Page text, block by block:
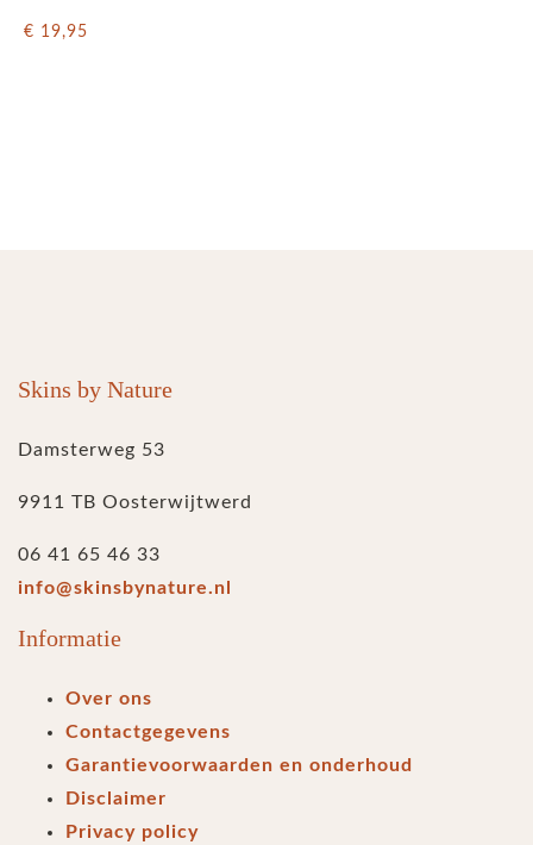
€ 19,95
Skins by Nature
Damsterweg 53
9911 TB Oosterwijtwerd
06 41 65 46 33
info@skinsbynature.nl
Informatie
Over ons
Contactgegevens
Garantievoorwaarden en onderhoud
Disclaimer
Privacy policy